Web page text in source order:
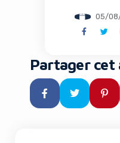
transformer
clients,
accroche,
action.
déjà
votre
05/
Partager cet